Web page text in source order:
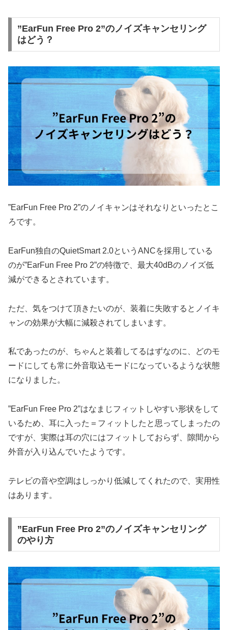
”EarFun Free Pro 2”のノイズキャンセリング
はどう？
”EarFun Free Pro 2”のノイキャンはそれなりといったとこ
ろです。
EarFun独自のQuietSmart 2.0というANCを採用している
のが”EarFun Free Pro 2”の特徴で、最大40dBのノイズ低
減ができるとされています。
ただ、気をつけて頂きたいのが、装着に失敗するとノイキ
ャンの効果が大幅に減殺されてしまいます。
私であったのが、ちゃんと装着してるはずなのに、どのモ
ードにしても常に外音取込モードになっているような状態
になりました。
”EarFun Free Pro 2”はなまじフィットしやすい形状をして
いるため、耳に入った＝フィットしたと思ってしまったの
ですが、実際は耳の穴にはフィットしておらず、隙間から
外音が入り込んでいたようです。
テレビの音や空調はしっかり低減してくれたので、実用性
はあります。
”EarFun Free Pro 2”のノイズキャンセリング
のやり方